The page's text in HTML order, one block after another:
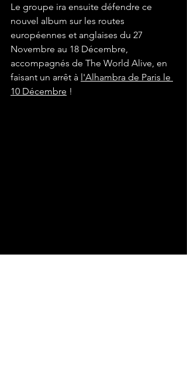
Le groupe ira ensuite défendre ce
nouvel album sur les routes
européennes et anglaises du 27
Novembre au 18 Décembre,
accompagnés de The World Alive, en
faisant un arrêt à l'Alhambra de Paris le
10 Décembre !